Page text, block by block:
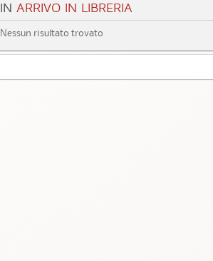
IN ARRIVO IN LIBRERIA
Nessun risultato trovato